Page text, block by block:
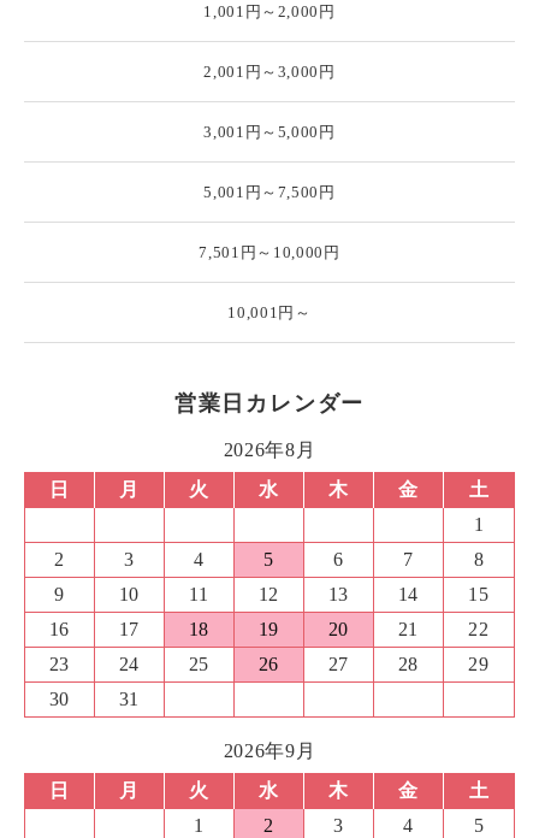
1,001円～2,000円
2,001円～3,000円
3,001円～5,000円
5,001円～7,500円
7,501円～10,000円
10,001円～
営業日カレンダー
2026年8月
日
月 火 水 木 金
土
1
2
3 4 5 6 7
8
9
10 11 12 13 14
15
16
17 18 19 20 21
22
23
24 25 26 27 28
29
30
31
2026年9月
日
月 火 水 木 金
土
1
2 3 4
5